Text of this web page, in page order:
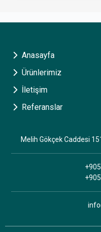
Anasayfa
Ürünlerimiz
İletişim
Referanslar
Melih Gökçek Caddesi